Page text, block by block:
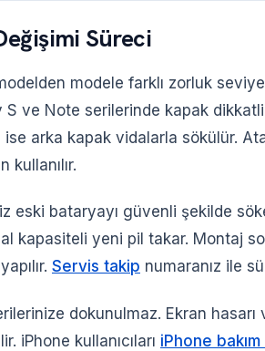
Süreci
modele farklı zorluk
ve Note serilerinde kapak dikkatli
arka kapak vidalarla sökülür.
eski bataryayı güvenli şekilde
kapasiteli yeni pil takar. Montaj
Servis takip numaranız ile
dokunulmaz. Ekran
iPhone kullanıcıları iPhone